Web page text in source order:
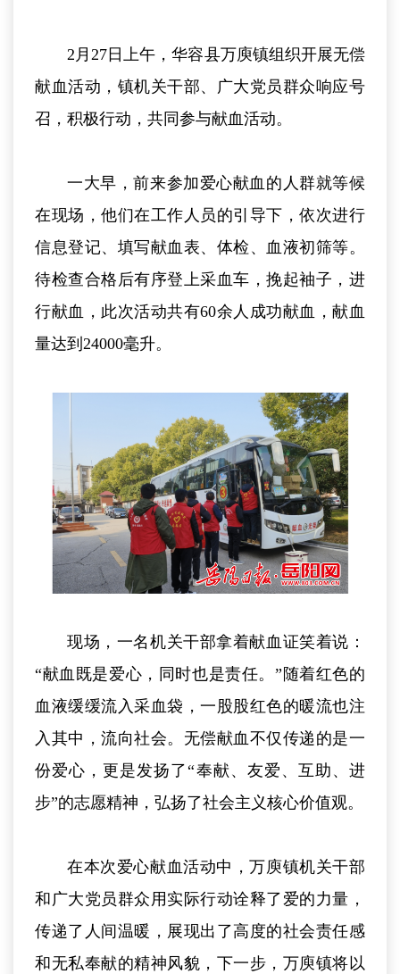
2月27日上午，华容县万庾镇组织开展无偿
献血活动，镇机关干部、广大党员群众响应号
召，积极行动，共同参与献血活动。
一大早，前来参加爱心献血的人群就等候
在现场，他们在工作人员的引导下，依次进行
信息登记、填写献血表、体检、血液初筛等。
待检查合格后有序登上采血车，挽起袖子，进
行献血，此次活动共有60余人成功献血，献血
量达到24000毫升。
现场，一名机关干部拿着献血证笑着说：
“献血既是爱心，同时也是责任。”随着红色的
血液缓缓流入采血袋，一股股红色的暖流也注
入其中，流向社会。无偿献血不仅传递的是一
份爱心，更是发扬了“奉献、友爱、互助、进
步”的志愿精神，弘扬了社会主义核心价值观。
在本次爱心献血活动中，万庾镇机关干部
和广大党员群众用实际行动诠释了爱的力量，
传递了人间温暖，展现出了高度的社会责任感
和无私奉献的精神风貌，下一步，万庾镇将以